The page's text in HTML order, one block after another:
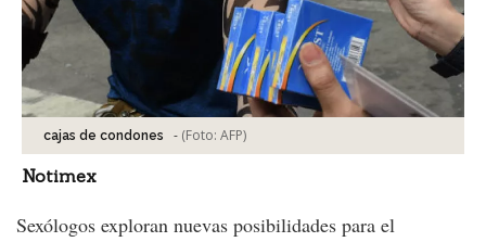
cajas de condones - (Foto: AFP)
Notimex
Sexólogos exploran nuevas posibilidades para el